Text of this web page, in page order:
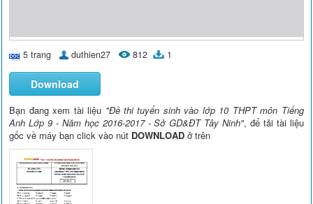
5 trang duthien27 812 1
Download
Bạn đang xem tài liệu "Đề thi tuyển sinh vào lớp 10 THPT môn Tiếng
Anh Lớp 9 - Năm học 2016-2017 - Sở GD&ĐT Tây Ninh", để tải tài liệu
gốc về máy bạn click vào nút DOWNLOAD ở trên